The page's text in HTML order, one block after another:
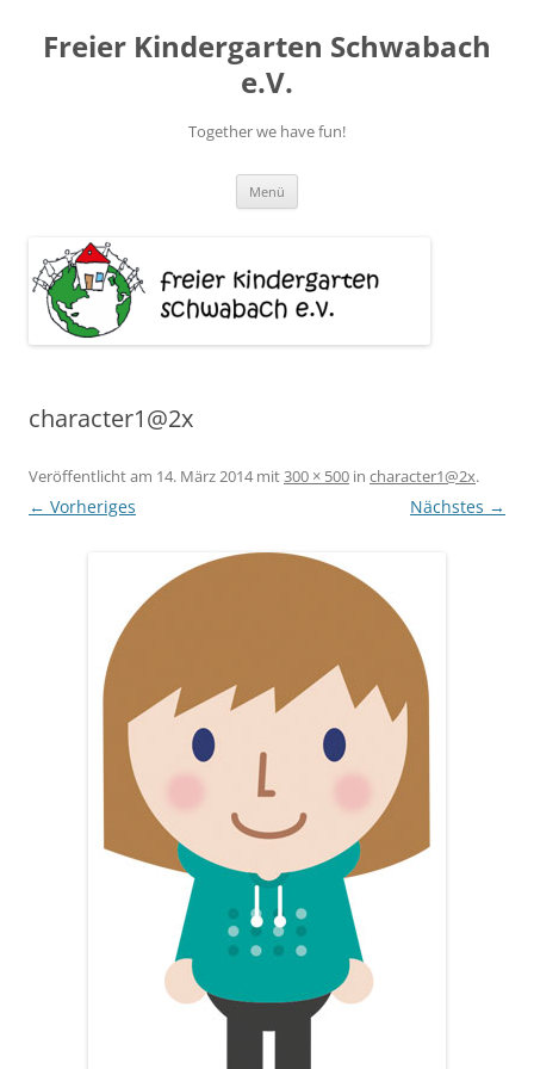
springen
Freier Kindergarten Schwabach
e.V.
Together we have fun!
Menü
character1@2x
Veröffentlicht am 14. März 2014mit300 × 500 in character1@2x.
← Vorheriges Nächstes →